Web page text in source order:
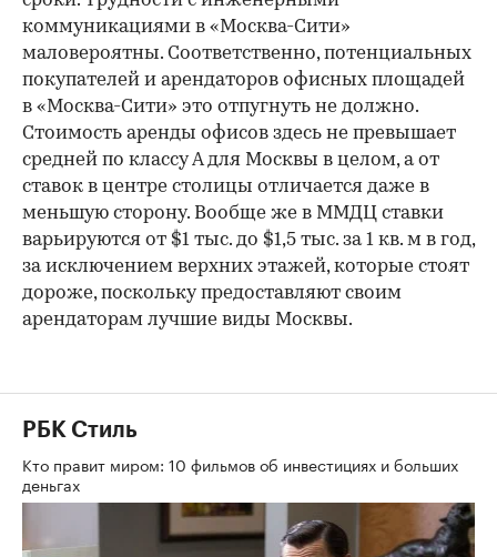
коммуникациями в «Москва-Сити»
маловероятны. Соответственно, потенциальных
покупателей и арендаторов офисных площадей
в «Москва-Сити» это отпугнуть не должно.
Стоимость аренды офисов здесь не превышает
средней по классу А для Москвы в целом, а от
ставок в центре столицы отличается даже в
меньшую сторону. Вообще же в ММДЦ ставки
варьируются от $1 тыс. до $1,5 тыс. за 1 кв. м в год,
за исключением верхних этажей, которые стоят
дороже, поскольку предоставляют своим
арендаторам лучшие виды Москвы.
РБК Стиль
Кто правит миром: 10 фильмов об инвестициях и больших
деньгах